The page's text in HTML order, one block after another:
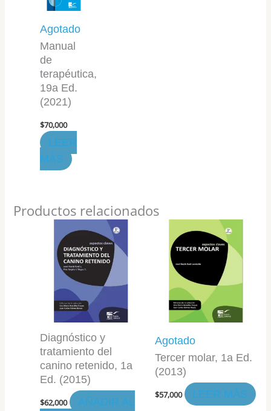
Agotado
Manual
de
terapéutica,
19a Ed.
(2021)
$70,000
LEER
MÁS
Productos relacionados
Diagnóstico y
tratamiento del
canino retenido, 1a
Ed. (2015)
$62,000
AÑADIR AL
Agotado
Tercer molar, 1a Ed.
(2013)
$57,000 LEER MÁS